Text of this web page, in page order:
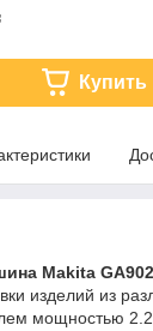
Купить
Makita
изделий из
мощностью